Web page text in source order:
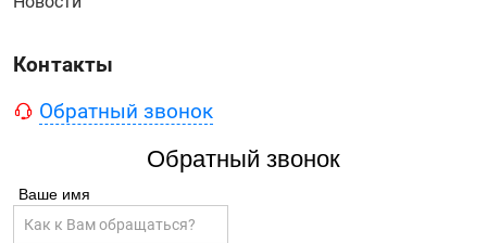
Контакты
Обратный звонок
Обратный звонок
Ваше имя